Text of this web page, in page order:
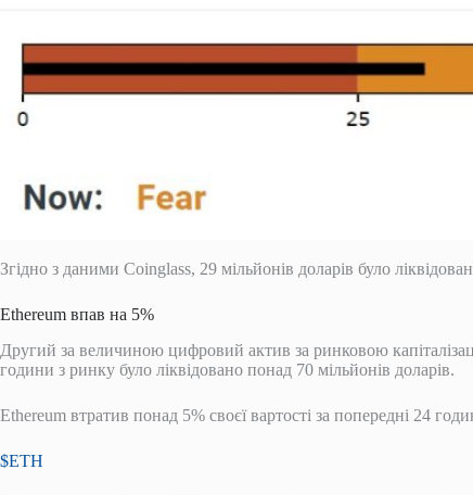
Згідно з даними Coinglass, 29 мільйонів доларів було
Ethereum впав на 5%
Другий за величиною цифровий актив за ринковою
години з ринку було ліквідовано понад 70 мільйонів доларів.
Ethereum втратив понад 5% своєї вартості за попередні 24
$ETH